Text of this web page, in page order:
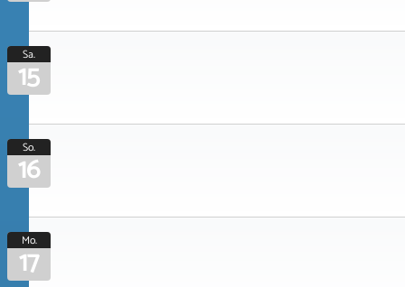
Sa.
15
So.
16
Mo.
17